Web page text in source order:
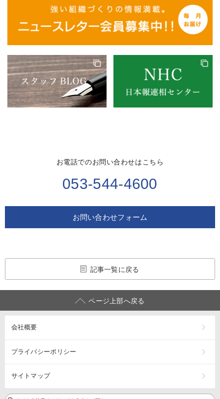
お電話でのお問い合わせはこちら
053-544-4600
お問い合わせフォーム
記事一覧に戻る
ページ上部へ戻る
会社概要
プライバシーポリシー
サイトマップ